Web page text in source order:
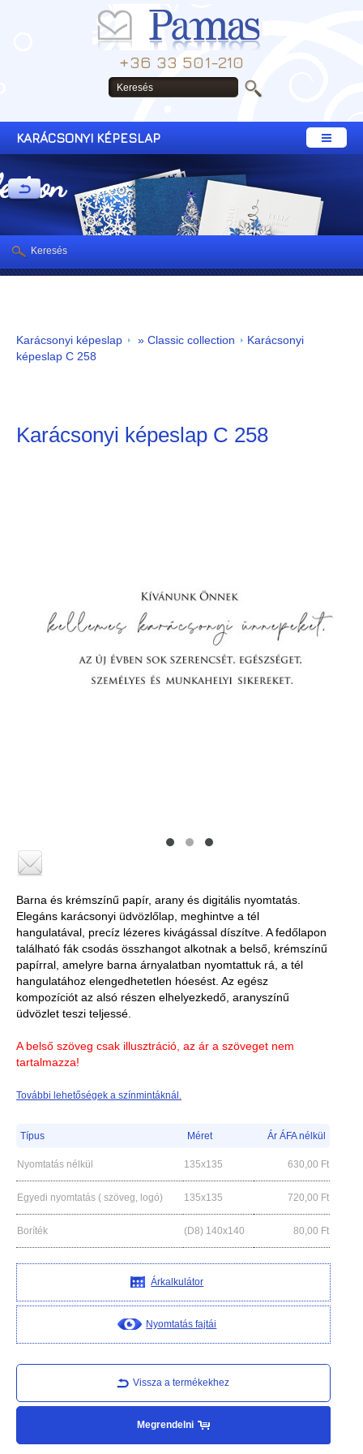
+36 33 501-210
KARÁCSONYI KÉPESLAP
Karácsonyi képeslap » Classic collection
Karácsonyi
képeslap C 258
Karácsonyi képeslap C 258
Barna és krémszínű papír, arany és digitális nyomtatás.
Elegáns karácsonyi üdvözlőlap, meghintve a tél
hangulatával, precíz lézeres kivágással díszítve. A fedőlapon
található fák csodás összhangot alkotnak a belső, krémszínű
papírral, amelyre barna árnyalatban nyomtattuk rá, a tél
hangulatához elengedhetetlen hóesést. Az egész
kompozíciót az alsó részen elhelyezkedő, aranyszínű
üdvözlet teszi teljessé.
A belső szöveg csak illusztráció, az ár a szöveget nem
tartalmazza!
További lehetőségek a színmintáknál.
Típus Méret Ár ÁFA nélkül
Nyomtatás nélkül 135x135 630,00 Ft
Egyedi nyomtatás ( szöveg, logó) 135x135 720,00 Ft
Boríték (D8) 140x140 80,00 Ft
Árkalkulátor
Nyomtatás fajtái
Vissza a termékekhez
Megrendelni
Keresés